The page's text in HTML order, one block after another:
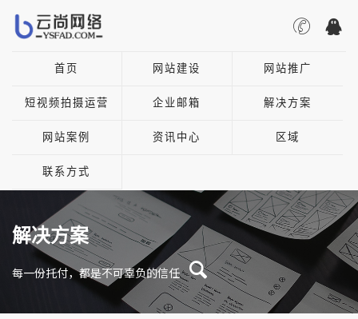
首页 网站建设 网站推广
短视频拍摄运营 企业邮箱 解决方案
网站案例 资讯中心 区域
联系方式
解决方案
每一份托付，都是不可辜负的信任